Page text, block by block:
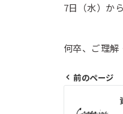
7日（水）か
何卒、ご理解
前のページ